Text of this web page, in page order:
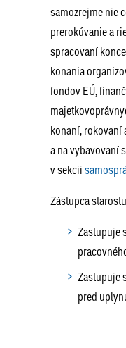
samozrejme nie
prerokúvanie a
spracovaní
konania
fondov EÚ,
konaní, rokovaní
a na vybavovaní
v sekcii
Zástupca
Zastupuje
Zastupuje
pred